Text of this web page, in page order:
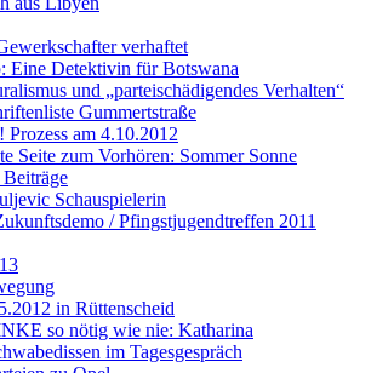
verhaftet
Eine Detektivin für Botswana
und „parteischädigendes Verhalten“
Gummertstraße
Prozess am 4.10.2012
Seite zum Vorhören: Sommer Sonne
Schauspielerin
/ Pfingstjugendtreffen 2011
in Rüttenscheid
so nötig wie nie: Katharina
im Tagesgespräch